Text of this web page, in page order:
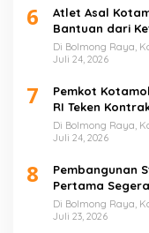
6
Atlet Asal
Bantuan dari
Di Bolmong Raya,
Juli 24, 2026
7
Pemkot
RI Teken
Di Bolmong Raya,
Juli 24, 2026
8
Pembangunan
Pertama
Di Bolmong Raya,
Juli 23, 2026